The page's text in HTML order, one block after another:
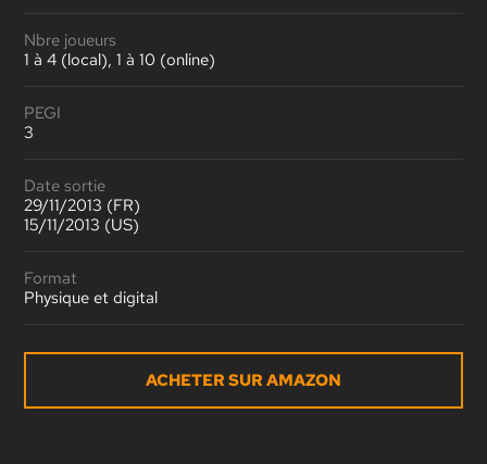
Nbre joueurs
1 à 4 (local), 1 à 10 (online)
PEGI
3
Date sortie
29/11/2013 (FR)
15/11/2013 (US)
Format
Physique et digital
ACHETER SUR AMAZON